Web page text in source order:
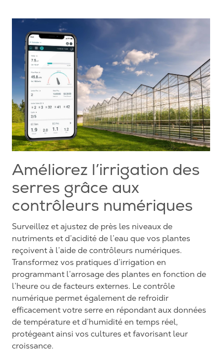
Améliorez l’irrigation des
serres grâce aux
contrôleurs numériques
Surveillez et ajustez de près les niveaux de
nutriments et d’acidité de l’eau que vos plantes
reçoivent à l’aide de contrôleurs numériques.
Transformez vos pratiques d’irrigation en
programmant l’arrosage des plantes en fonction de
l’heure ou de facteurs externes. Le contrôle
numérique permet également de refroidir
efficacement votre serre en répondant aux données
de température et d’humidité en temps réel,
protégeant ainsi vos cultures et favorisant leur
croissance.